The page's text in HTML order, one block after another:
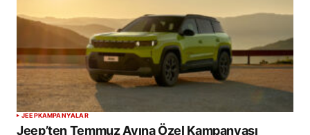
JEEPKAMPANYALAR
Jeep’ten Temmuz Ayına Özel Kampanyası